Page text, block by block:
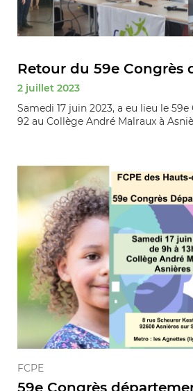
Retour du 59e Congrès
2 juillet 2023
Samedi 17 juin 2023, a eu lieu le
92 au Collège André Malraux à
FCPE
59e Congrès